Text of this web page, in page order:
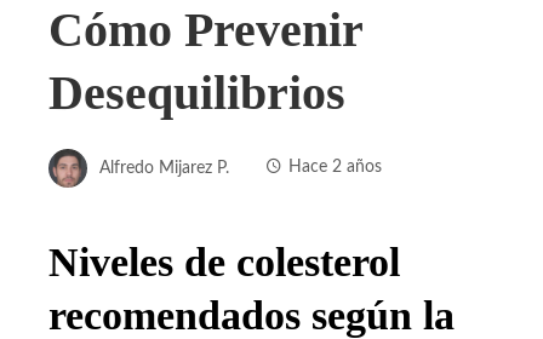
Cómo Prevenir
Desequilibrios
Alfredo Mijarez P. Hace 2 años
Niveles de colesterol
recomendados según la